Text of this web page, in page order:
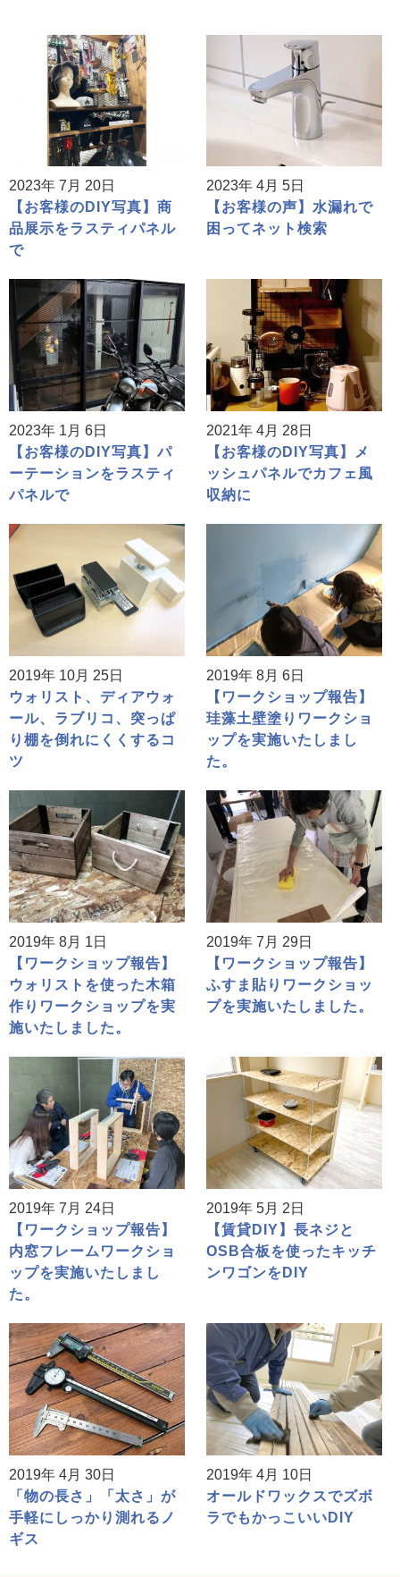
2023年 7月 20日
【お客様のDIY写真】商
品展示をラスティパネル
で
2023年 4月 5日
【お客様の声】水漏れで
困ってネット検索
2023年 1月 6日
【お客様のDIY写真】パ
ーテーションをラスティ
パネルで
2021年 4月 28日
【お客様のDIY写真】メ
ッシュパネルでカフェ風
収納に
2019年 10月 25日
ウォリスト、ディアウォ
ール、ラブリコ、突っぱ
り棚を倒れにくくするコ
ツ
2019年 8月 6日
【ワークショップ報告】
珪藻土壁塗りワークショ
ップを実施いたしまし
た。
2019年 8月 1日
【ワークショップ報告】
ウォリストを使った木箱
作りワークショップを実
施いたしました。
2019年 7月 29日
【ワークショップ報告】
ふすま貼りワークショッ
プを実施いたしました。
2019年 7月 24日
【ワークショップ報告】
内窓フレームワークショ
ップを実施いたしまし
た。
2019年 5月 2日
【賃貸DIY】長ネジと
OSB合板を使ったキッチ
ンワゴンをDIY
2019年 4月 30日
「物の長さ」「太さ」が
手軽にしっかり測れるノ
ギス
2019年 4月 10日
オールドワックスでズボ
ラでもかっこいいDIY